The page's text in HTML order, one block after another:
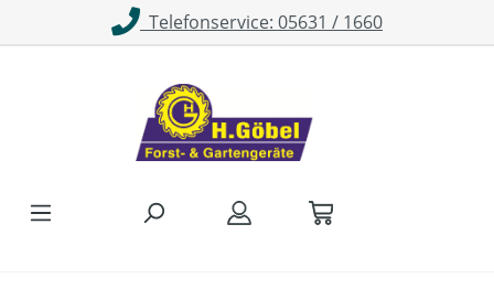
Zum Hauptinhalt springenTelefonservice: 05631 / 1660